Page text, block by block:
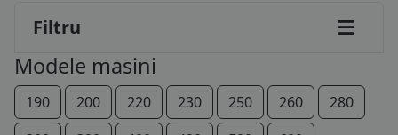
B2B - COLABORARE COMPANII
CONT
Filtru
Modele masini
190 200 220 230 250 260
280